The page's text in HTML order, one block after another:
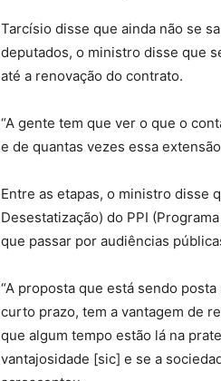
Tarcísio disse que ainda não se
deputados, o ministro disse que
até a renovação do contrato.
“A gente tem que ver o que o
e de quantas vezes essa
Entre as etapas, o ministro disse
Desestatização) do PPI
que passar por audiências
“A proposta que está sendo
curto prazo, tem a vantagem de
que algum tempo estão lá na
vantajosidade [sic] e se a